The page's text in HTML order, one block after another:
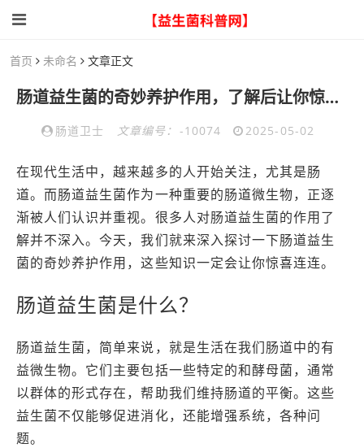
首页 未命名 文章正文
肠道益生菌的奇妙养护作用，了解后让你惊喜连连
肠道卫士 文章编号： -10074 2025-05-02
在现代生活中，越来越多的人开始关注，尤其是肠
道。而肠道益生菌作为一种重要的肠道微生物，正逐
渐被人们认识并重视。很多人对肠道益生菌的作用了
解并不深入。今天，我们就来深入探讨一下肠道益生
菌的奇妙养护作用，这些知识一定会让你惊喜连连。
肠道益生菌是什么？
肠道益生菌，简单来说，就是生活在我们肠道中的有
益微生物。它们主要包括一些特定的和酵母菌，通常
以群体的形式存在，帮助我们维持肠道的平衡。这些
益生菌不仅能够促进消化，还能增强系统，各种问
题。